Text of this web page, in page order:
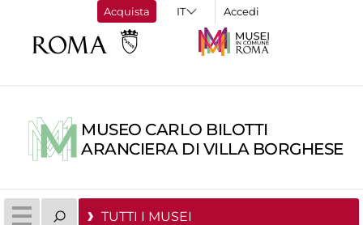
Acquista Accedi
MUSEO CARLO BILOTTI
ARANCIERA DI VILLA BORGHESE
TUTTI I MUSEI